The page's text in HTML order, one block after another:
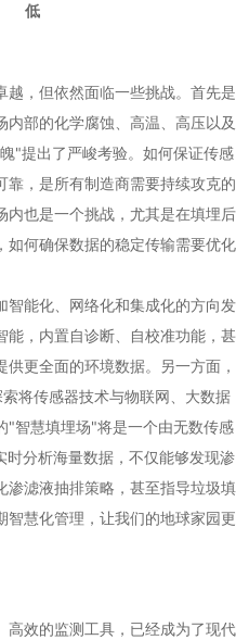
低
越，但依然面临一些挑战。首先是
内部的化学腐蚀、高温、高压以及
"提出了严峻考验。如何保证传感
，是所有制造商需要持续攻克的
内也是一个挑战，尤其是在填埋后
如何确保数据的稳定传输需要优化
智能化、网络化和集成化的方向发
能，内置自诊断、自校准功能，甚
更全面的环境数据。另一方面，
将传感器技术与物联网、大数据
"智慧填埋场"将是一个由无数传感
分析海量数据，不仅能够发现渗
渗滤液抽排策略，甚至指导垃圾填
慧化管理，让我们的地球家园更
高效的监测工具，已经成为了现代